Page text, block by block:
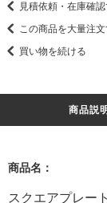
見積依頼・在庫確認
この商品を大量注
買い物を続ける
商品説明
商品名：
スクエアプレー